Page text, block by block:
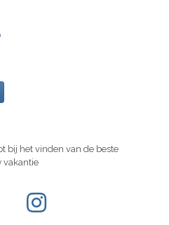
bij het vinden van de beste
vakantie